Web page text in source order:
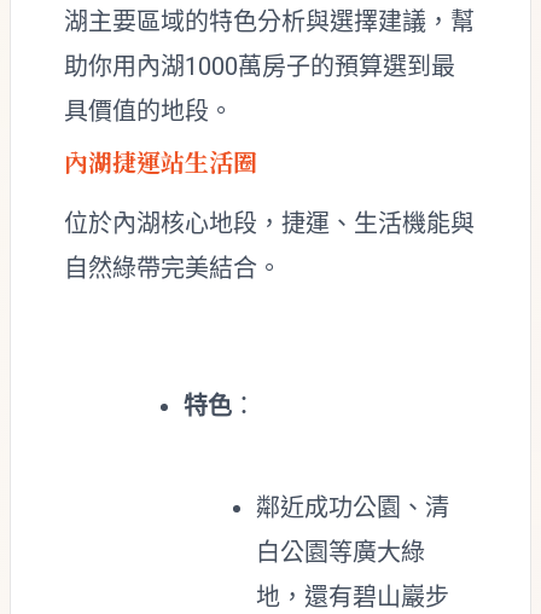
湖主要區域的特色分析與選擇建議，幫
助你用內湖1000萬房子的預算選到最
具價值的地段。
內湖捷運站生活圈
位於內湖核心地段，捷運、生活機能與
自然綠帶完美結合。
特色 ：
鄰近成功公園、清
白公園等廣大綠
地，還有碧山巖步